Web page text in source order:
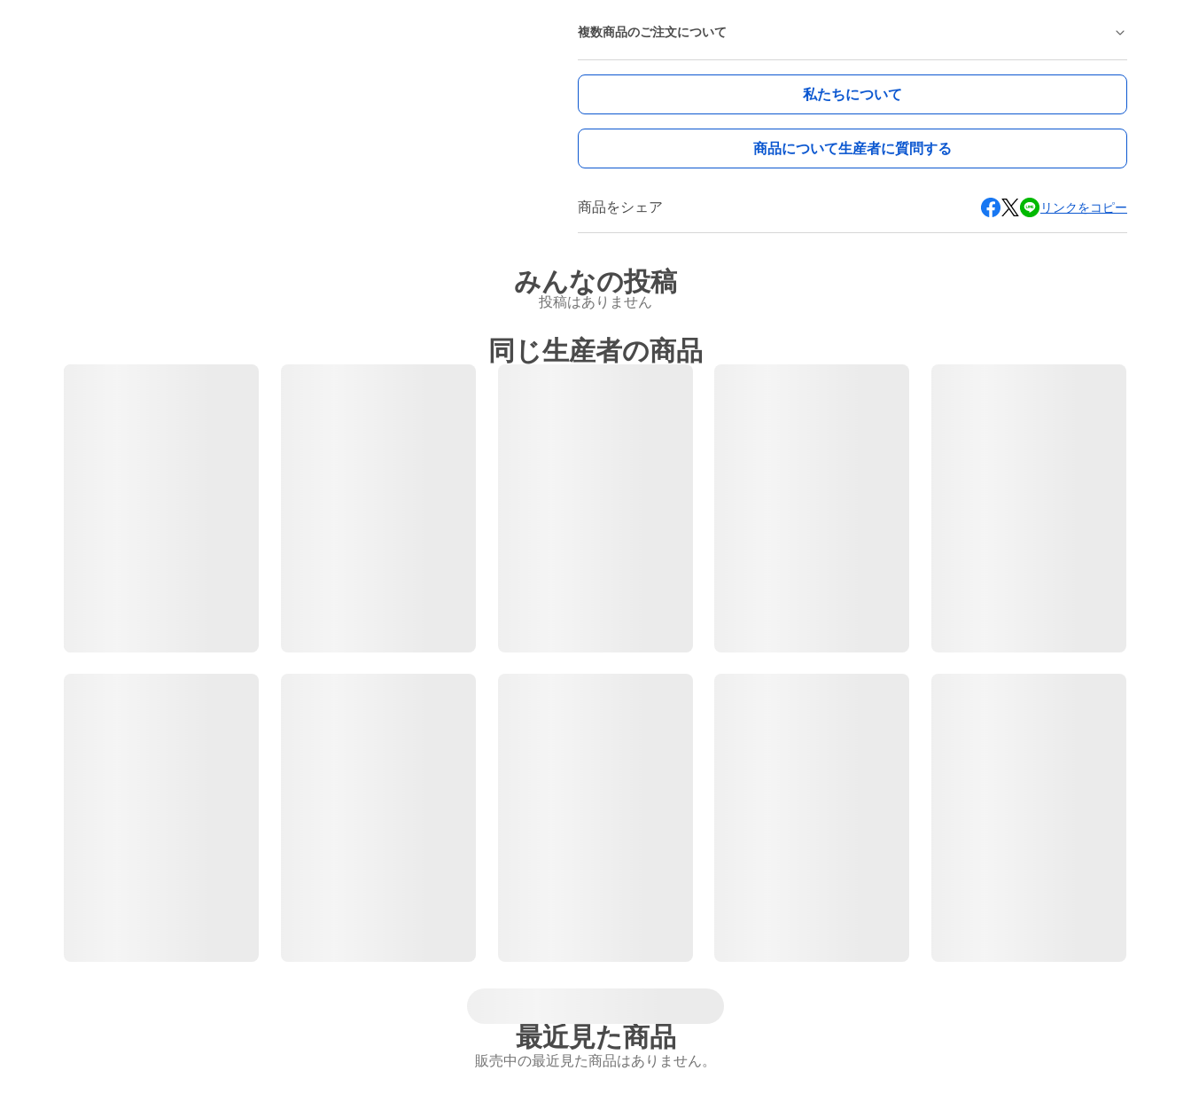
複数商品のご注文について
私たちについて
商品について生産者に質問する
商品をシェア リンクをコピー
みんなの投稿
投稿はありません
同じ生産者の商品
最近見た商品
販売中の最近見た商品はありません。